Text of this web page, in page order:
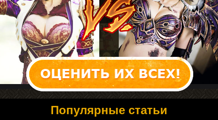
Популярные статьи